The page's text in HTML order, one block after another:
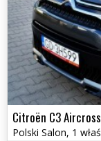
Citroën C3 Aircross